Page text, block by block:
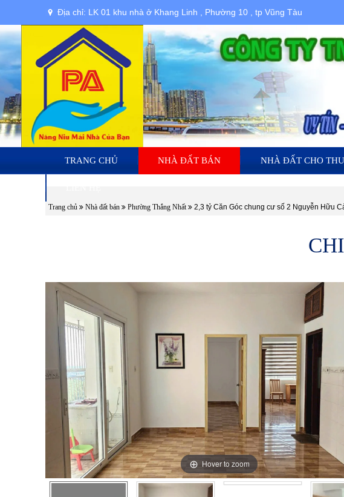
Địa chỉ: LK 01 khu nhà ở Khang Linh , Phường 10 , tp Vũng Tàu
TRANG CHỦ NHÀ ĐẤT BÁN NHÀ ĐẤT CHO
Trang chủ Nhà đất bán Phường Thắng Nhất 2,3 tỷ Căn Góc chung cư số 2 Nguyễn Hữu
Hover to zoom